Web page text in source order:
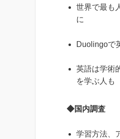
世界で最も
に
Duolingoで
英語は学術
を学ぶ人も
◆国内調査
学習方法、